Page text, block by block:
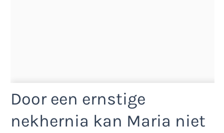
Door een ernstige
nekhernia kan Maria niet